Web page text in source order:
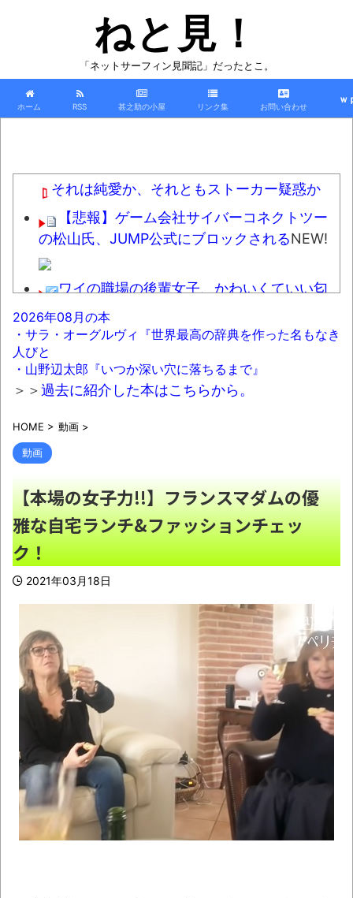
ねと見！
「ネットサーフィン見聞記」だったとこ。
ホーム RSS 甚之助の小屋 リンク集 お問い合わせ
ｗ
それは純愛か、それともストーカー疑惑か
【悲報】ゲーム会社サイバーコネクトツー
の松山氏、JUMP公式にブロックされるNEW!
ワイの職場の後輩女子、かわいくていい匂
いするけどマジでとんでもなく無能
【悲報】友達の娘（女子高生）の二の腕
を、夫がパクパクあまがみしてた→結果ｗｗｗ
ｗｗｗｗｗｗ NEW!
発！災害支援にも悪影響が及んでしまう…
NEW!
かわる」←これｗｗｗNEW!
健康診断の結果が悪すぎてワロタァ！NEW!
【画像】このボケて、破壊力ありすぎてク
ッソワロタｗｗｗｗｗｗｗｗｗNEW!
【有能】政府「トラックはサービスエリア
利用有料化すればサボらず走るし流問題解決じ
ゃね？」
【描込】なんだよこの漫画ｗｗｗ【注意】
【動画】両方馬鹿（笑）ミニストップでト
ラックと衝突したドラレコが（ノ∇`）
【真顔】あるスーパーの「チャイルドシー
ト付きカート」に描かれたキャラの目が死んで
いると話題にｗｗ
2026年08月の本
・サラ・オーグルヴィ『世界最高の辞典を作った名もなき
人びと
・山野辺太郎『いつか深い穴に落ちるまで』
＞＞過去に紹介した本はこちらから。
HOME > 動画 >
動画
【本場の女子力!!】フランスマダムの優
雅な自宅ランチ&ファッションチェッ
ク！
2021年03月18日